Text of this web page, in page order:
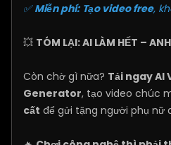
✅Miễn phí: Tạo video free,
💥 TÓM LẠI: AI LÀM HẾT –
Còn chờ gì nữa? Tải ngay AI
Generator, tạo video chúc
cất để gửi tặng người phụ nữ